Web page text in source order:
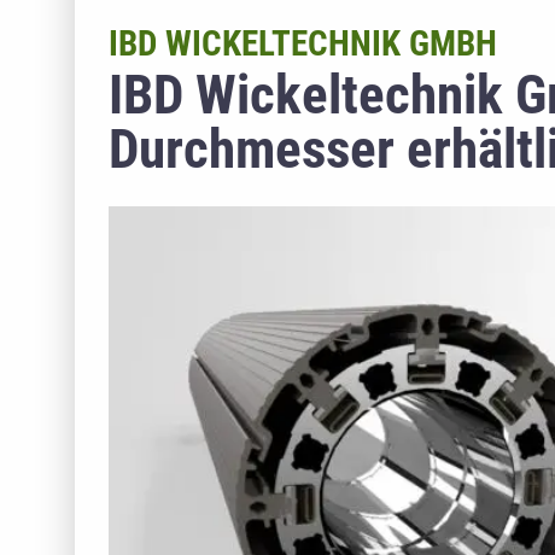
IBD Wickeltechnik
Durchmesser
IBD WICKELTECHNIK GMBH